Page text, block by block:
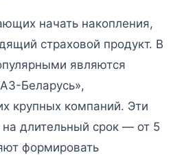
начать накопления,
страховой продукт. В
являются
Беларусь»,
крупных компаний. Эти
длительный срок — от 5
формировать